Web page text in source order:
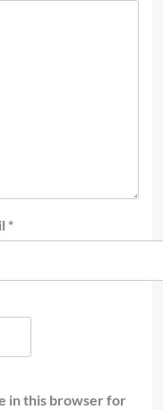
*
in this browser for